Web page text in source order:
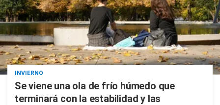
INVIERNO
Se viene una ola de frío húmedo que
terminará con la estabilidad y las